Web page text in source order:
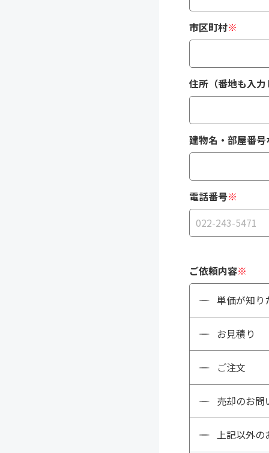
市区町村※
住所（番地も入
建物名・部屋番号
電話番号※
ご依頼内容※
単価が知り
お見積り
ご注文
売却のお問
上記以外の